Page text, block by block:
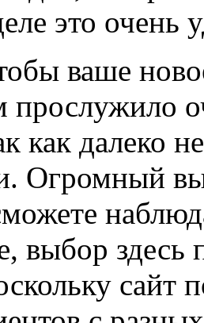
это очень
ваше
прослужило
как далеко
Огромный
выбор здесь
сайт